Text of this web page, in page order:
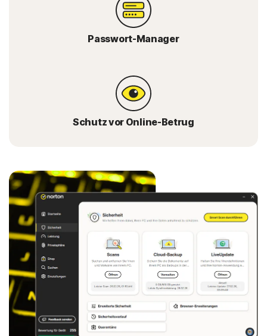
Passwort-Manager
Schutz vor Online-Betrug